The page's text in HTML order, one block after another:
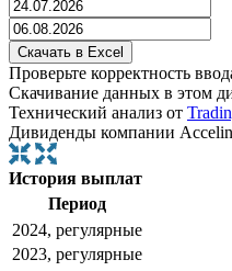
Проверьте корректность
Скачивание данных в этом
Технический анализ от
Дивиденды компании
История выплат
Период
2024, регулярные
2023, регулярные